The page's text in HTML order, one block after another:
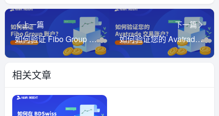
上一篇
如何验证 Fibo Group 账户？
下一篇
如何验证您的 Avatrade 交易账户？
相关文章